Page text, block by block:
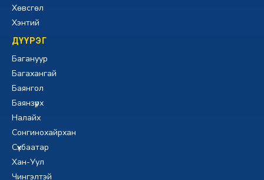
Хөвсгөл
Хэнтий
ДҮҮРЭГ
Багануур
Багахангай
Баянгол
Баянзүрх
Налайх
Сонгинохайрхан
Сүхбаатар
Хан-Уул
Чингэлтэй